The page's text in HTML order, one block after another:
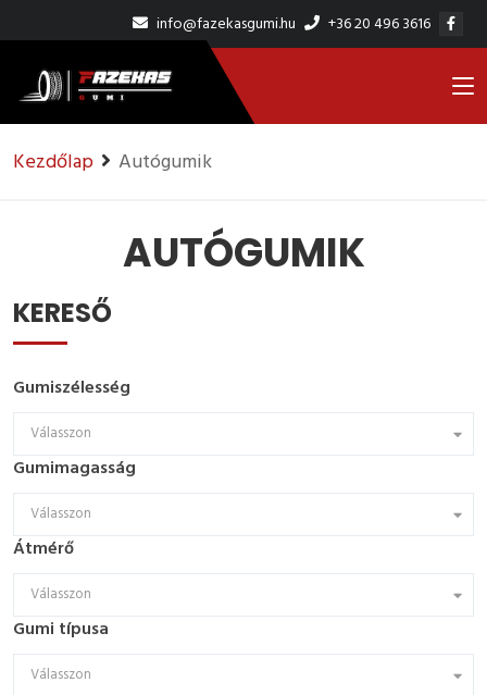
info@fazekasgumi.hu +36 20 496 3616
Kezdőlap Autógumik
AUTÓGUMIK
KERESŐ
Gumiszélesség
Válasszon
Gumimagasság
Válasszon
Átmérő
Válasszon
Gumi típusa
Válasszon